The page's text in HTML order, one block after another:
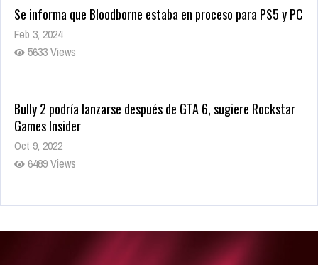
Se informa que Bloodborne estaba en proceso para PS5 y PC
Feb 3, 2024
5633 Views
Bully 2 podría lanzarse después de GTA 6, sugiere Rockstar
Games Insider
Oct 9, 2022
6489 Views
Rumor: Se filtran los primeros detalles de Resident Evil 9